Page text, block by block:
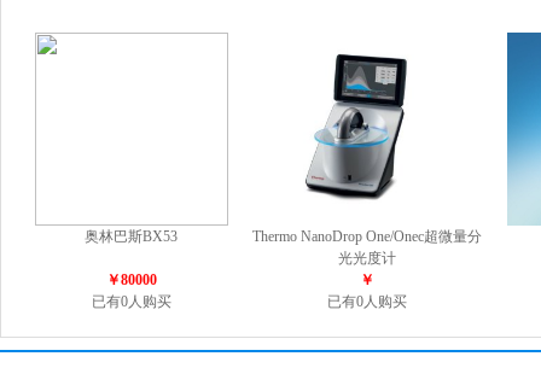
奥林巴斯BX53
￥80000
已有0人购买
Thermo NanoDrop One/Onec超微量分
光光度计
￥
已有0人购买